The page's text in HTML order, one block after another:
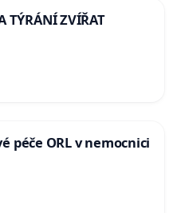
TÝRÁNÍ ZVÍŘAT
péče ORL v nemocnici